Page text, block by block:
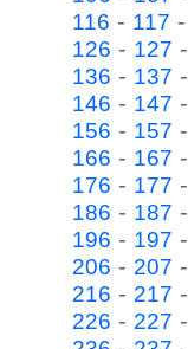
116 - 117 -
126 - 127 -
136 - 137 -
146 - 147 -
156 - 157 -
166 - 167 -
176 - 177 -
186 - 187 -
196 - 197 -
206 - 207 -
216 - 217 -
226 - 227 -